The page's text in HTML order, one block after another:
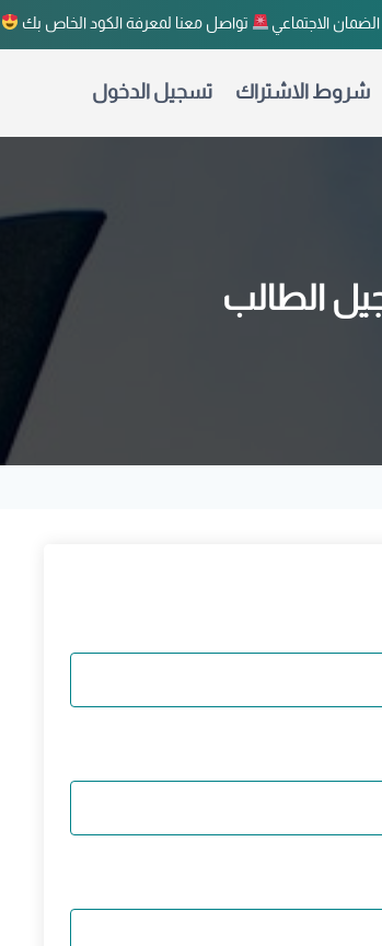
الاجتماعي تواصل معنا لمعرفة الكود الخاص بك
شروط الاشتراك تسجيل الدخول
الطالب